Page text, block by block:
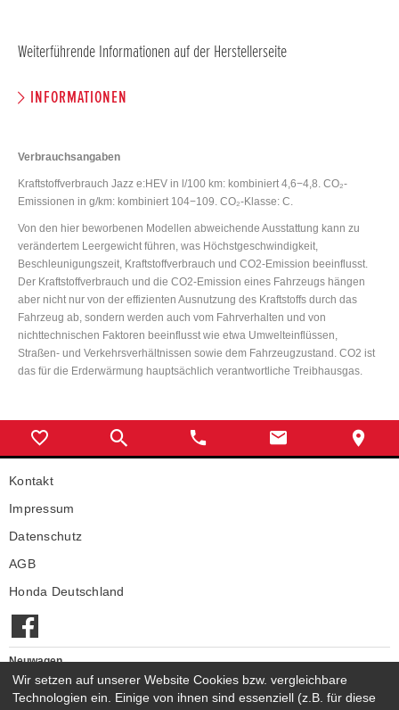
Weiterführende Informationen auf der Herstellerseite
INFORMATIONEN
Verbrauchsangaben
Kraftstoffverbrauch Jazz e:HEV in l/100 km: kombiniert 4,6−4,8. CO₂-
Emissionen in g/km: kombiniert 104−109. CO₂-Klasse: C.
Von den hier beworbenen Modellen abweichende Ausstattung kann zu
verändertem Leergewicht führen, was Höchstgeschwindigkeit,
Beschleunigungszeit, Kraftstoffverbrauch und CO2-Emission beeinflusst.
Der Kraftstoffverbrauch und die CO2-Emission eines Fahrzeugs hängen
aber nicht nur von der effizienten Ausnutzung des Kraftstoffs durch das
Fahrzeug ab, sondern werden auch vom Fahrverhalten und von
nichttechnischen Faktoren beeinflusst wie etwa Umwelteinflüssen,
Straßen- und Verkehrsverhältnissen sowie dem Fahrzeugzustand. CO2 ist
das für die Erderwärmung hauptsächlich verantwortliche Treibhausgas.
Kontakt
Impressum
Datenschutz
AGB
Honda Deutschland
Neuwagen
Honda Neuwagen
Gebrauchtwagen
Wir setzen auf unserer Website Cookies bzw. vergleichbare
Technologien ein. Einige von ihnen sind essenziell (z.B. für diese